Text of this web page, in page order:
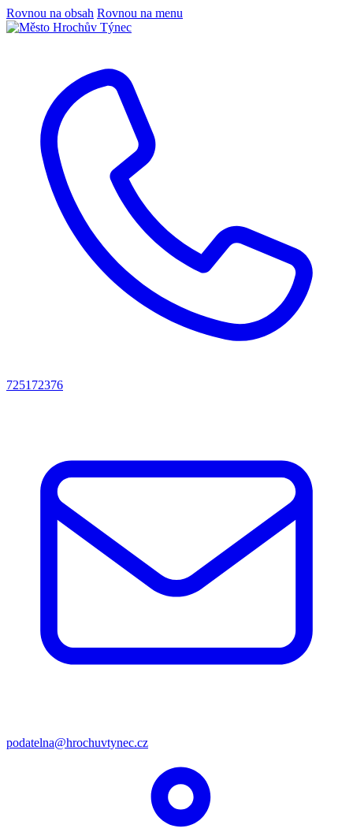
Rovnou na obsah Rovnou na menu
725172376
podatelna@hrochuvtynec.cz